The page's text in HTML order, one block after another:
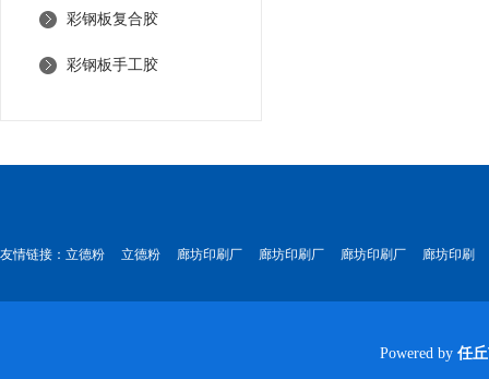
彩钢板复合胶
彩钢板手工胶
友情链接： 立德粉 立德粉 廊坊印刷厂 廊坊印刷厂 廊坊印刷厂 廊坊印刷
Powered by 任